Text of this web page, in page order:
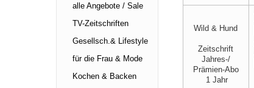
Wild & Hund
Zeitschrift
Jahres-/
Prämien-Abo
1 Jahr
alle Angebote / Sale
TV-Zeitschriften
Gesellsch.& Lifestyle
für die Frau & Mode
Kochen & Backen